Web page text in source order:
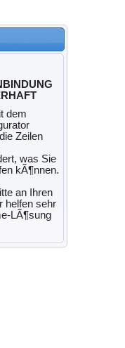
dem
Zeilen
was Sie
kÃ¶nnen.
an Ihren
helfen sehr
LÃ¶sung